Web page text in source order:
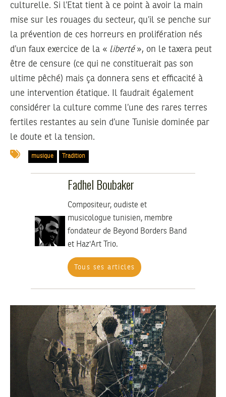
culturelle. Si l’Etat tient à ce point à avoir la main
mise sur les rouages du secteur, qu’il se penche sur
la prévention de ces horreurs en prolifération nés
d’un faux exercice de la « liberté», on le taxera peut
être de censure (ce qui ne constituerait pas son
ultime pêché) mais ça donnera sens et efficacité à
une intervention étatique. Il faudrait également
considérer la culture comme l’une des rares terres
fertiles restantes au sein d’une Tunisie dominée par
le doute et la tension.
musique Tradition
Fadhel Boubaker
Compositeur, oudiste et
musicologue tunisien, membre
fondateur de Beyond Borders Band
et Haz'Art Trio.
Tous ses articles